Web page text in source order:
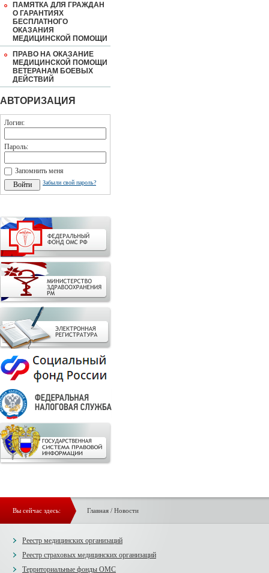
ПАМЯТКА ДЛЯ ГРАЖДАН
О ГАРАНТИЯХ
БЕСПЛАТНОГО
ОКАЗАНИЯ
МЕДИЦИНСКОЙ ПОМОЩИ
ПРАВО НА ОКАЗАНИЕ
МЕДИЦИНСКОЙ ПОМОЩИ
ВЕТЕРАНАМ БОЕВЫХ
ДЕЙСТВИЙ
АВТОРИЗАЦИЯ
Логин:
Пароль:
Запомнить меня
Забыли свой пароль?
Вы сейчас здесь: Главная/ Новости
Реестр медицинских организаций
Реестр страховых медицинских организаций
Территориальные фонды ОМС